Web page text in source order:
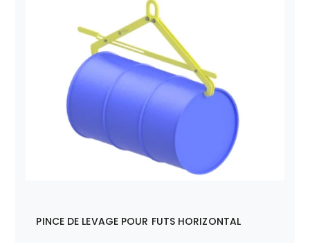
PINCE DE LEVAGE POUR FUTS HORIZONTAL